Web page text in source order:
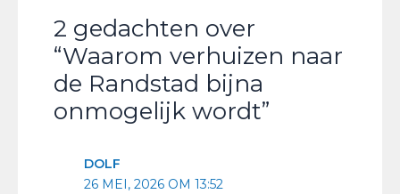
2 gedachten over
“Waarom verhuizen naar
de Randstad bijna
onmogelijk wordt”
DOLF
26 MEI, 2026 OM 13:52